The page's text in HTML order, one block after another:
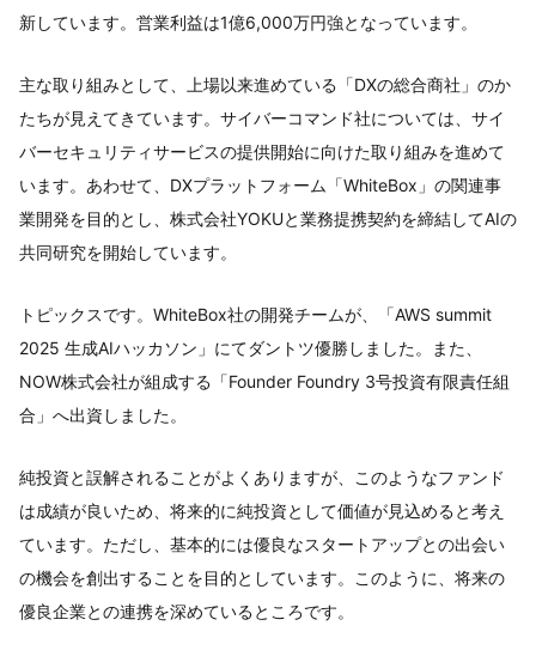
新しています。営業利益は1億6,000万円強となっています。
主な取り組みとして、上場以来進めている「DXの総合商社」のか
たちが見えてきています。サイバーコマンド社については、サイ
バーセキュリティサービスの提供開始に向けた取り組みを進めて
います。あわせて、DXプラットフォーム「WhiteBox」の関連事
業開発を目的とし、株式会社YOKUと業務提携契約を締結してAIの
共同研究を開始しています。
トピックスです。WhiteBox社の開発チームが、「AWS summit
2025 生成AIハッカソン」にてダントツ優勝しました。また、
NOW株式会社が組成する「Founder Foundry 3号投資有限責任組
合」へ出資しました。
純投資と誤解されることがよくありますが、このようなファンド
は成績が良いため、将来的に純投資として価値が見込めると考え
ています。ただし、基本的には優良なスタートアップとの出会い
の機会を創出することを目的としています。このように、将来の
優良企業との連携を深めているところです。